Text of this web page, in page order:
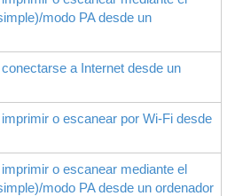
modo PA desde un
a Internet desde un
o escanear por Wi-Fi desde
o escanear mediante el
modo PA desde un ordenador